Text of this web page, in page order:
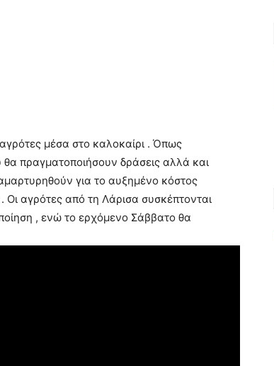
αγρότες μέσα στο καλοκαίρι . Όπως
πραγματοποιήσουν δράσεις αλλά και
για το αυξημένο κόστος
αγρότες από τη Λάρισα συσκέπτονται
, ενώ το ερχόμενο Σάββατο θα